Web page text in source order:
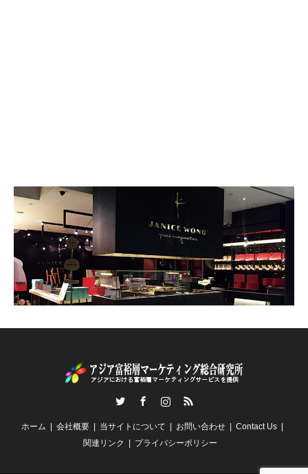
RSS
ホーム 会社概要 当サイトについて お問い合わせ
Contact Us
関連リンク
プライバシーポリシー